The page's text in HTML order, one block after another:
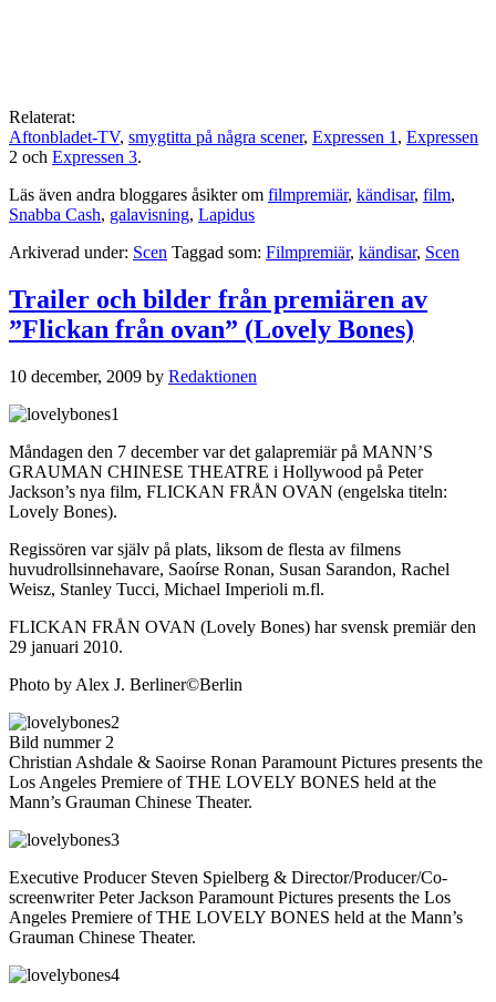
Relaterat:
Aftonbladet-TV, smygtitta på några scener, Expressen 1 , Expressen
2 och Expressen 3.
Läs även andra bloggares åsikter om filmpremiär, kändisar, film,
Snabba Cash, galavisning, Lapidus
Arkiverad under: Scen Taggad som: Filmpremiär, kändisar, Scen
Trailer och bilder från premiären av
”Flickan från ovan” (Lovely Bones)
10 december, 2009 by Redaktionen
Måndagen den 7 december var det galapremiär på MANN’S
GRAUMAN CHINESE THEATRE i Hollywood på Peter
Jackson’s nya film, FLICKAN FRÅN OVAN (engelska titeln:
Lovely Bones).
Regissören var själv på plats, liksom de flesta av filmens
huvudrollsinnehavare, Saoírse Ronan, Susan Sarandon, Rachel
Weisz, Stanley Tucci, Michael Imperioli m.fl.
FLICKAN FRÅN OVAN (Lovely Bones) har svensk premiär den
29 januari 2010.
Photo by Alex J. Berliner©Berlin
Bild nummer 2
Christian Ashdale & Saoirse Ronan Paramount Pictures presents the
Los Angeles Premiere of THE LOVELY BONES held at the
Mann’s Grauman Chinese Theater.
Executive Producer Steven Spielberg & Director/Producer/Co-
screenwriter Peter Jackson Paramount Pictures presents the Los
Angeles Premiere of THE LOVELY BONES held at the Mann’s
Grauman Chinese Theater.